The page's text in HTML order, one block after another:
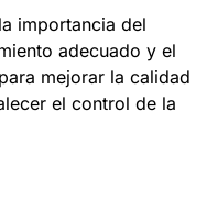
importancia del
adecuado y el
mejorar la calidad
el control de la